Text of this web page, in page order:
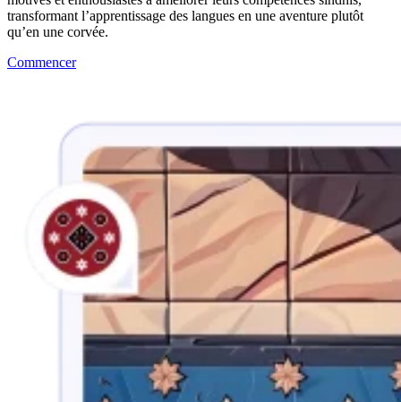
transformant l’apprentissage des langues en une aventure plutôt
qu’en une corvée.
Commencer